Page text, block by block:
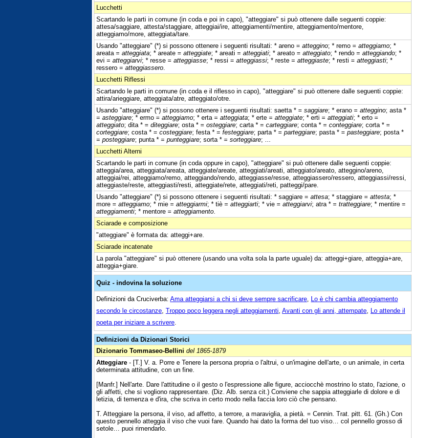
Lucchetti
Scartando le parti in comune (in coda e poi in capo), "atteggiare" si può ottenere dalle seguenti coppie:
attesa/saggiare, attesta/staggiare, atteggiai/ire, atteggiamenti/mentire, atteggiamento/mentore,
atteggiamo/more, atteggiata/tare.
Usando "atteggiare" (*) si possono ottenere i seguenti risultati: * areno = atteggino; * remo = atteggiamo; *
areata = atteggiata; * areate = atteggiate; * areati = atteggiati; * areato = atteggiato; * rendo = atteggiando; *
evi = atteggiarvi; * resse = atteggiasse; * ressi = atteggiassi; * reste = atteggiaste; * resti = atteggiasti; *
ressero = atteggiassero
Lucchetti Riflessi
Scartando le parti in comune (in coda e il riflesso in capo), "atteggiare" si può ottenere dalle seguenti coppie:
attira/arieggiare, atteggiata/atre, atteggiato/otre.
Usando "atteggiare" (*) si possono ottenere i seguenti risultati: saetta * = saggiare; * erano = atteggino; asta *
= asteggiare; * ermo = atteggiamo; * erta = atteggiata; * erte = atteggiate; * erti = atteggiati; * erto =
atteggiato; dita * = diteggiare; osta * = osteggiare; carta * = carteggiare; conta * = conteggiare; corta * =
corteggiare; costa * = costeggiare; festa * = festeggiare; parta * = parteggiare; pasta * = pasteggiare; posta *
= posteggiare; punta * = punteggiare; sorta * = sorteggiare; ...
Lucchetti Alterni
Scartando le parti in comune (in coda oppure in capo), "atteggiare" si può ottenere dalle seguenti coppie:
atteggia/area, atteggiata/areata, atteggiate/areate, atteggiati/areati, atteggiato/areato, atteggino/areno,
atteggiai/rei, atteggiamo/remo, atteggiando/rendo, atteggiasse/resse, atteggiassero/ressero, atteggiassi/ressi,
atteggiaste/reste, atteggiasti/resti, atteggiate/rete, atteggiati/reti, patteggi/pare.
Usando "atteggiare" (*) si possono ottenere i seguenti risultati: * saggiare = attesa; * staggiare = attesta; *
more = atteggiamo; * mie = atteggiarmi; * tiè = atteggiarti; * vie = atteggiarvi; atra * = tratteggiare; * mentire =
atteggiamenti; * mentore = atteggiamento
Sciarade e composizione
"atteggiare" è formata da: atteggi+are.
Sciarade incatenate
La parola "atteggiare" si può ottenere (usando una volta sola la parte uguale) da: atteggi+giare, atteggia+are,
atteggia+giare.
Quiz - indovina la soluzione
Definizioni da Cruciverba: Ama atteggiarsi a chi si deve sempre sacrificare Lo è chi cambia atteggiamento
secondo le circostanze Troppo poco leggera negli atteggiamenti Avanti con gli anni, attempate Lo attende il
poeta per iniziare a scrivere
Definizioni da Dizionari Storici
Dizionario Tommaseo-Bellini del 1865-1879
Atteggiare - [T.] V. a. Porre e Tenere la persona propria o l'altrui, o un'imagine dell'arte, o un animale, in certa
determinata attitudine, con un fine.
[Manfr.] Nell'arte. Dare l'attitudine o il gesto o l'espressione alle figure, acciocchè mostrino lo stato, l'azione, o
gli affetti, che si vogliono rappresentare. (Diz. Alb. senza cit.) Conviene che sappia atteggiarle di dolore e di
letizia, di temenza e d'ira, che scriva in certo modo nella faccia loro ciò che pensano.
T. Atteggiare la persona, il viso, ad affetto, a terrore, a maraviglia, a pietà. = Cennin. Trat. pitt. 61. (Gh.) Con
questo pennello atteggia il viso che vuoi fare. Quando hai dato la forma del tuo viso… col pennello grosso di
setole… puoi rimendarlo.